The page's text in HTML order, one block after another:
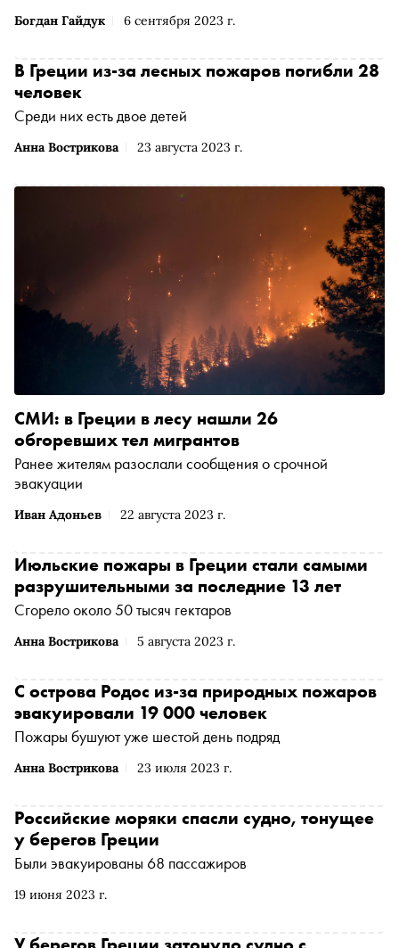
Богдан Гайдук 6 сентября 2023 г.
Анна Вострикова 23 августа 2023 г.
В Греции из-за лесных пожаров погибли 28
человек
Среди них есть двое детей
Иван Адоньев 22 августа 2023 г.
СМИ: в Греции в лесу нашли 26
обгоревших тел мигрантов
Ранее жителям разослали сообщения о срочной
эвакуации
Анна Вострикова 5 августа 2023 г.
Июльские пожары в Греции стали самыми
разрушительными за последние 13 лет
Сгорело около 50 тысяч гектаров
Анна Вострикова 23 июля 2023 г.
С острова Родос из-за природных пожаров
эвакуировали 19 000 человек
Пожары бушуют уже шестой день подряд
19 июня 2023 г.
Российские моряки спасли судно, тонущее
у берегов Греции
Были эвакуированы 68 пассажиров